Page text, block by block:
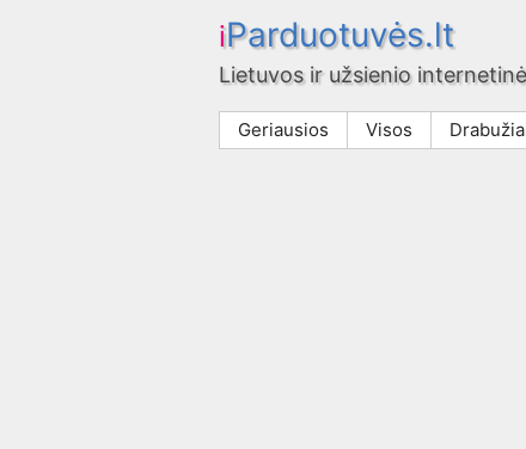
iParduotuvės.lt
Lietuvos ir užsienio
Geriausios Visos